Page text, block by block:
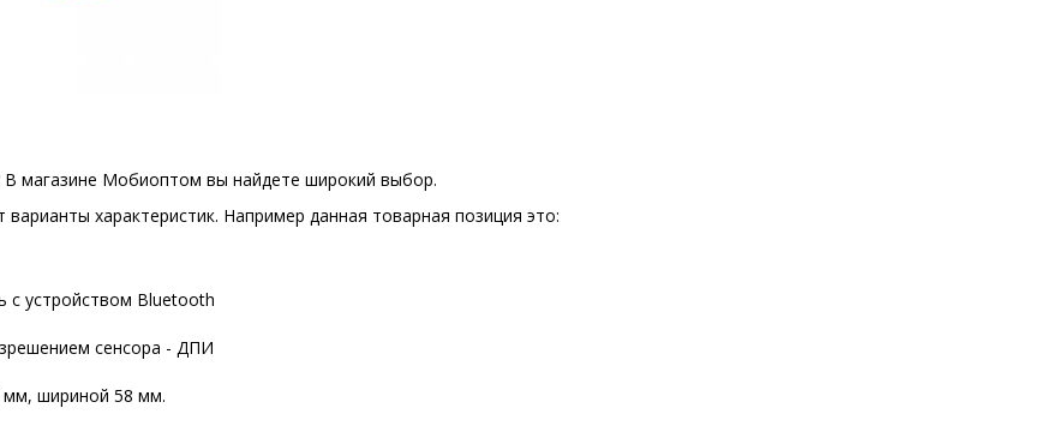
В магазине Мобиоптом вы найдете широкий выбор.
характеристик. Например данная товарная позиция это:
с устройством Bluetooth
сенсора - ДПИ
мм, шириной 58 мм.